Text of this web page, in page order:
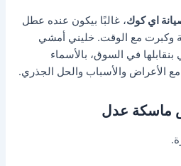
اي كوك، غالبًا بيكون عنده عطل
وكبرت مع الوقت. خليني أمشي
في السوق، بالأسماء
مع الأعراض والأسباب والحل الجذري.